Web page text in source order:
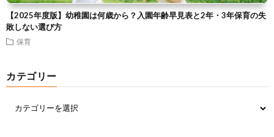
【2025年度版】幼稚園は何歳から？入園年齢早見表と2年・3年保育の失
敗しない選び方
保育
カテゴリー